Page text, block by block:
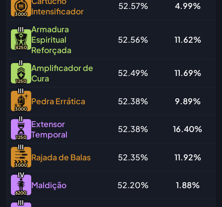
3000
Intensificador
52.57% 4.99%
III
4250
Armadura
Espiritual
Reforçada
52.56% 11.62%
II
1250
Amplificador de
Cura
52.49% 11.69%
III
3000
Pedra Errática 52.38% 9.89%
II
1250
Extensor
Temporal
52.38% 16.40%
III
3000
Rajada de Balas 52.35% 11.92%
IV
6200
Maldição 52.20% 1.88%
III